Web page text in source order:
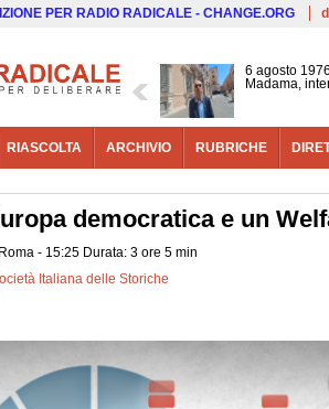
PER RADIO RADICALE - CHANGE.ORG
6 agosto
Madama,
RIASCOLTA ARCHIVIO RUBRICHE
democratica e un
Roma - 15:25 Durata: 3 ore 5 min
Italiana delle Storiche